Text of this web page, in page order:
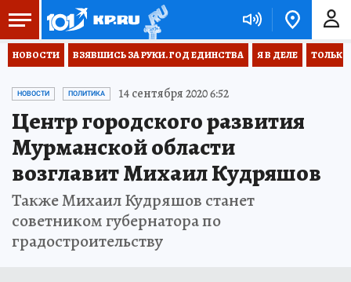
НОВОСТИ ВЗЯВШИСЬ ЗА РУКИ. ГОД ЕДИНСТВА Я В ДЕЛЕ ТОЛЬКО
НОВОСТИ ПОЛИТИКА 14 сентября 2020 6:52
Центр городского развития
Мурманской области
возглавит Михаил Кудряшов
Также Михаил Кудряшов станет
советником губернатора по
градостроительству